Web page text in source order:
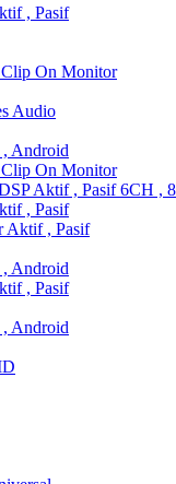
, Pasif
Clip On Monitor
Audio
Android
Clip On Monitor
Aktif , Pasif 6CH ,
, Pasif
Aktif , Pasif
Android
, Pasif
Android